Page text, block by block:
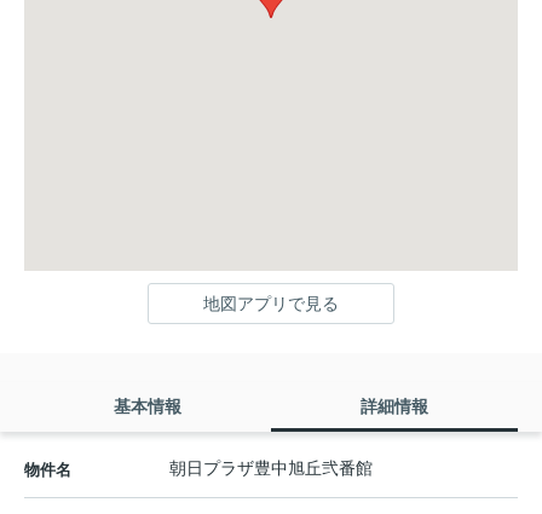
地図アプリで見る
基本情報 詳細情報
物件名 朝日プラザ豊中旭丘弐番館